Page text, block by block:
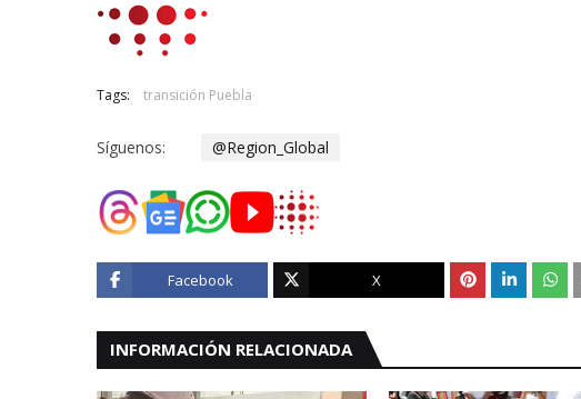
Tags: transición Puebla
Síguenos: @Region_Global
Facebook X
INFORMACIÓN RELACIONADA